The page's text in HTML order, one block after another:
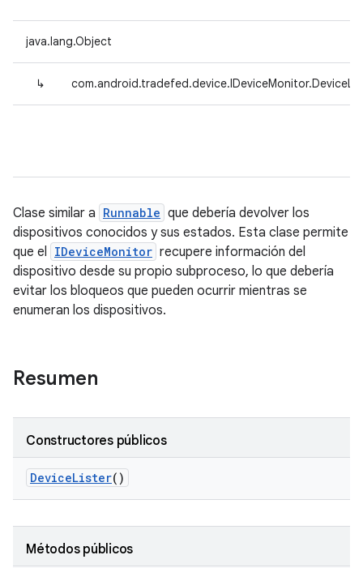
java.lang.Object
↳
Clase similar a Runnable que debería devolver los
dispositivos conocidos y sus estados. Esta clase permite
que el IDeviceMonitor recupere información del
dispositivo desde su propio subproceso, lo que debería
evitar los bloqueos que pueden ocurrir mientras se
enumeran los dispositivos.
Resumen
Constructores públicos
DeviceLister()
Métodos públicos